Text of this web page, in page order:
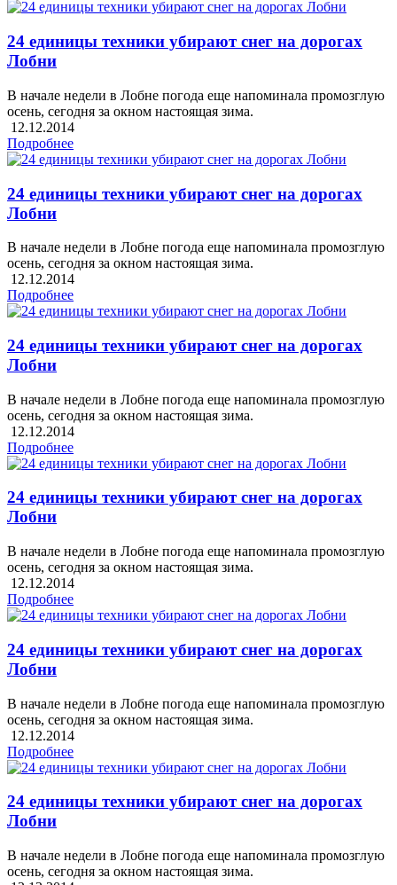
24 единицы техники убирают снег на дорогах
Лобни
В начале недели в Лобне погода еще напоминала промозглую
осень, сегодня за окном настоящая зима.
12.12.2014
Подробнее
24 единицы техники убирают снег на дорогах
Лобни
В начале недели в Лобне погода еще напоминала промозглую
осень, сегодня за окном настоящая зима.
12.12.2014
Подробнее
24 единицы техники убирают снег на дорогах
Лобни
В начале недели в Лобне погода еще напоминала промозглую
осень, сегодня за окном настоящая зима.
12.12.2014
Подробнее
24 единицы техники убирают снег на дорогах
Лобни
В начале недели в Лобне погода еще напоминала промозглую
осень, сегодня за окном настоящая зима.
12.12.2014
Подробнее
24 единицы техники убирают снег на дорогах
Лобни
В начале недели в Лобне погода еще напоминала промозглую
осень, сегодня за окном настоящая зима.
12.12.2014
Подробнее
24 единицы техники убирают снег на дорогах
Лобни
В начале недели в Лобне погода еще напоминала промозглую
осень, сегодня за окном настоящая зима.